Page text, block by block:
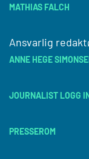
MATHIAS FALCH
Ansvarlig
ANNE HEGE
JOURNALIST LOGG
PRESSEROM